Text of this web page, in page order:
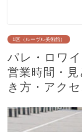
1区（ルーヴル美術館）
パレ・ロワ
営業時間・
き方・アクセ